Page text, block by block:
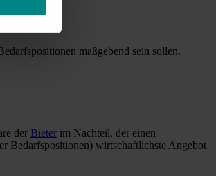
maßgebend sein sollen.
der Bieter im Nachteil, der einen
Bedarfspositionen) wirtschaftlichste Angebot